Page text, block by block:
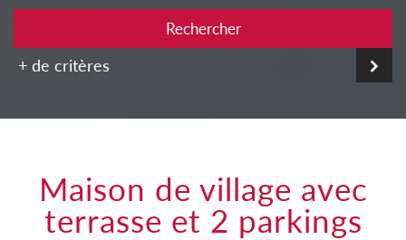
Rechercher
+ de critères
maison de village avec
terrasse et 2 parkings